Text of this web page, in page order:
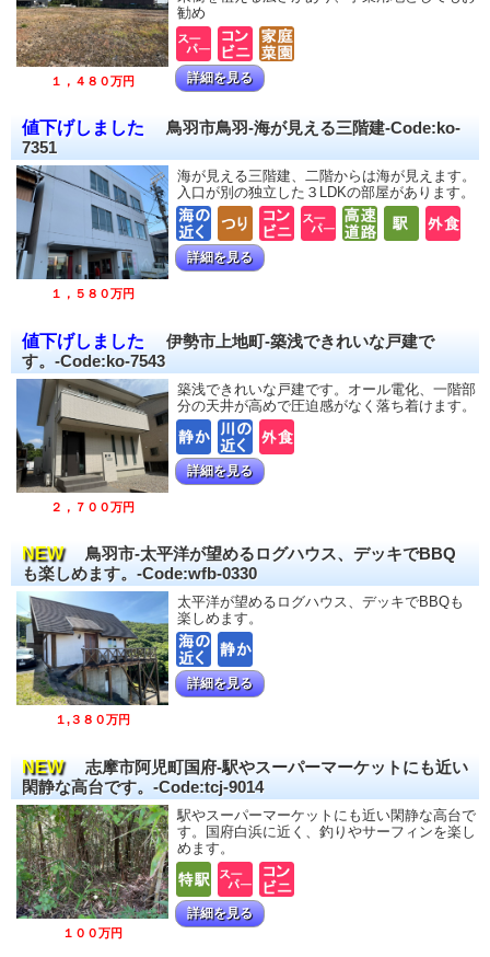
１，４８０万円
勧め
詳細を見る
値下げしました
鳥羽市鳥羽-海が見える三階建-Code:ko-
7351
１，５８０万円
海が見える三階建、二階からは海が見えます。
入口が別の独立した３LDKの部屋があります。
詳細を見る
値下げしました
伊勢市上地町-築浅できれいな戸建で
す。-Code:ko-7543
２，７００万円
築浅できれいな戸建です。オール電化、一階部
分の天井が高めで圧迫感がなく落ち着けます。
詳細を見る
NEW
鳥羽市-太平洋が望めるログハウス、デッキでBBQ
も楽しめます。-Code:wfb-0330
１,３８０万円
太平洋が望めるログハウス、デッキでBBQも
楽しめます。
詳細を見る
NEW
志摩市阿児町国府-駅やスーパーマーケットにも近い
閑静な高台です。-Code:tcj-9014
１００万円
駅やスーパーマーケットにも近い閑静な高台で
す。国府白浜に近く、釣りやサーフィンを楽し
めます。
詳細を見る